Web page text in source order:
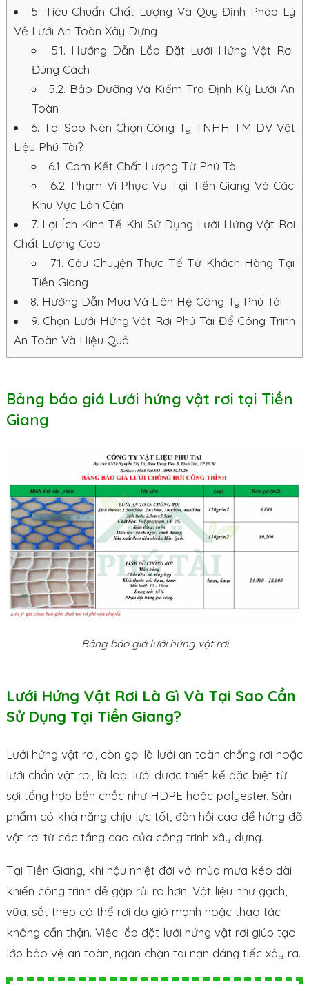
5. Tiêu Chuẩn Chất Lượng Và Quy Định Pháp Lý
Về Lưới An Toàn Xây Dựng
5.1. Hướng Dẫn Lắp Đặt Lưới Hứng Vật Rơi
Đúng Cách
5.2. Bảo Dưỡng Và Kiểm Tra Định Kỳ Lưới An
Toàn
6. Tại Sao Nên Chọn Công Ty TNHH TM DV Vật
Liệu Phú Tài?
6.1. Cam Kết Chất Lượng Từ Phú Tài
6.2. Phạm Vi Phục Vụ Tại Tiền Giang Và Các
Khu Vực Lân Cận
7. Lợi Ích Kinh Tế Khi Sử Dụng Lưới Hứng Vật Rơi
Chất Lượng Cao
7.1. Câu Chuyện Thực Tế Từ Khách Hàng Tại
Tiền Giang
8. Hướng Dẫn Mua Và Liên Hệ Công Ty Phú Tài
9. Chọn Lưới Hứng Vật Rơi Phú Tài Để Công Trình
An Toàn Và Hiệu Quả
Bảng báo giá Lưới hứng vật rơi tại Tiền
Giang
Bảng báo giá lưới hứng vật rơi
Lưới Hứng Vật Rơi Là Gì Và Tại Sao Cần
Sử Dụng Tại Tiền Giang?
Lưới hứng vật rơi, còn gọi là lưới an toàn chống rơi hoặc
lưới chắn vật rơi, là loại lưới được thiết kế đặc biệt từ
sợi tổng hợp bền chắc như HDPE hoặc polyester. Sản
phẩm có khả năng chịu lực tốt, đàn hồi cao để hứng đỡ
vật rơi từ các tầng cao của công trình xây dựng.
Tại Tiền Giang, khí hậu nhiệt đới với mùa mưa kéo dài
khiến công trình dễ gặp rủi ro hơn. Vật liệu như gạch,
vữa, sắt thép có thể rơi do gió mạnh hoặc thao tác
không cẩn thận. Việc lắp đặt lưới hứng vật rơi giúp tạo
lớp bảo vệ an toàn, ngăn chặn tai nạn đáng tiếc xảy ra.